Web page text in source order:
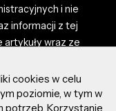
i nie
informacji z tej
wraz ze
na portalu są
i właściciel
za tresci
cookies w celu
poziomie, w tym w
potrzeb. Korzystanie